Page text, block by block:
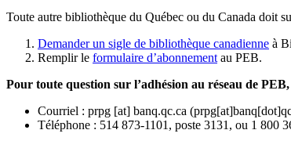
Toute autre bibliothèque du Québec ou du Canada doit
Demander un sigle de bibliothèque canadienne à
Remplir le formulaire d’abonnement au PEB.
Pour toute question sur l’adhésion au réseau de PEB,
Courriel : prpg [at] banq.qc.ca (
Téléphone : 514 873-1101, poste 3131, ou 1 800